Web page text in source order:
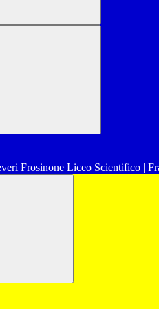
Liceo Scientifico |